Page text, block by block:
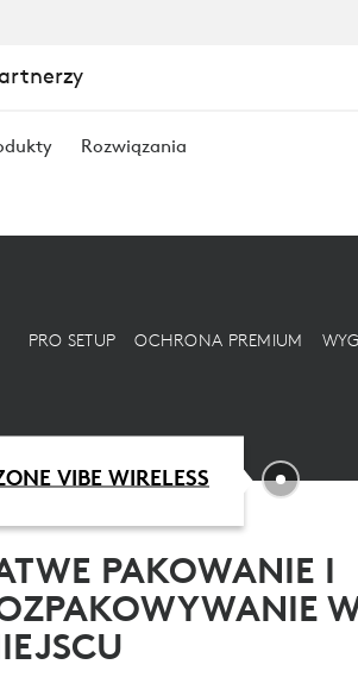
Rozwiązania
PRO SETUP OCHRONA PREMIUM
VIBE WIRELESS
PAKOWANIE I